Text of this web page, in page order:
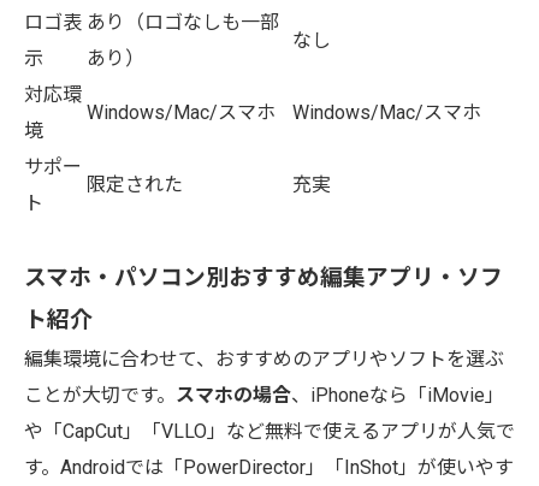
ロゴ表
示
あり（ロゴなしも一部
あり）
なし
対応環
境
Windows/Mac/スマホ Windows/Mac/スマホ
サポー
ト
限定された 充実
スマホ・パソコン別おすすめ編集アプリ・ソフ
ト紹介
編集環境に合わせて、おすすめのアプリやソフトを選ぶ
ことが大切です。 スマホの場合、iPhoneなら「iMovie」
や「CapCut」「VLLO」など無料で使えるアプリが人気で
す。Androidでは「PowerDirector」「InShot」が使いやす